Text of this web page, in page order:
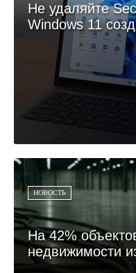
Не удаляйте
Windows 11
НОВОСТЬ
На 42%
недвижимости